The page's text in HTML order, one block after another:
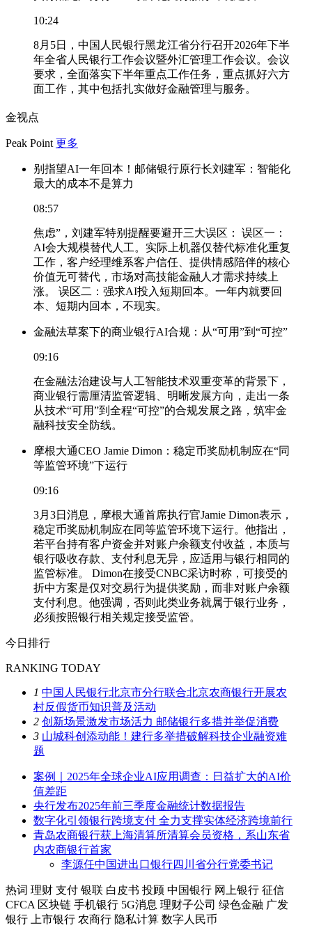
10:24
8月5日，中国人民银行黑龙江省分行召开2026年下半
年全省人民银行工作会议暨外汇管理工作会议。会议
要求，全面落实下半年重点工作任务，重点抓好六方
面工作，其中包括扎实做好金融管理与服务。
金视点
Peak Point 更多
别指望AI一年回本！邮储银行原行长刘建军：智能化
最大的成本不是算力
08:57
焦虑”，刘建军特别提醒要避开三大误区： 误区一：
AI会大规模替代人工。实际上机器仅替代标准化重复
工作，客户经理维系客户信任、提供情感陪伴的核心
价值无可替代，市场对高技能金融人才需求持续上
涨。 误区二：强求AI投入短期回本。一年内就要回
本、短期内回本，不现实。
金融法草案下的商业银行AI合规：从“可用”到“可控”
09:16
在金融法治建设与人工智能技术双重变革的背景下，
商业银行需厘清监管逻辑、明晰发展方向，走出一条
从技术“可用”到全程“可控”的合规发展之路，筑牢金
融科技安全防线。
摩根大通CEO Jamie Dimon：稳定币奖励机制应在“同
等监管环境”下运行
09:16
3月3日消息，摩根大通首席执行官Jamie Dimon表示，
稳定币奖励机制应在同等监管环境下运行。他指出，
若平台持有客户资金并对账户余额支付收益，本质与
银行吸收存款、支付利息无异，应适用与银行相同的
监管标准。 Dimon在接受CNBC采访时称，可接受的
折中方案是仅对交易行为提供奖励，而非对账户余额
支付利息。他强调，否则此类业务就属于银行业务，
必须按照银行相关规定接受监管。
今日排行
RANKING TODAY
1 中国人民银行北京市分行联合北京农商银行开展农
村反假货币知识普及活动
2 创新场景激发市场活力 邮储银行多措并举促消费
3 山城科创添动能！建行多举措破解科技企业融资难
题
案例｜2025年全球企业AI应用调查：日益扩大的AI价
值差距
央行发布2025年前三季度金融统计数据报告
数字化引领银行跨境支付 全力支撑实体经济跨境前行
青岛农商银行获上海清算所清算会员资格，系山东省
内农商银行首家
李源任中国进出口银行四川省分行党委书记
热词 理财 支付 银联 白皮书 投顾 中国银行 网上银行 征信
CFCA 区块链 手机银行 5G消息 理财子公司 绿色金融 广发
银行
上市银行 农商行 隐私计算 数字人民币